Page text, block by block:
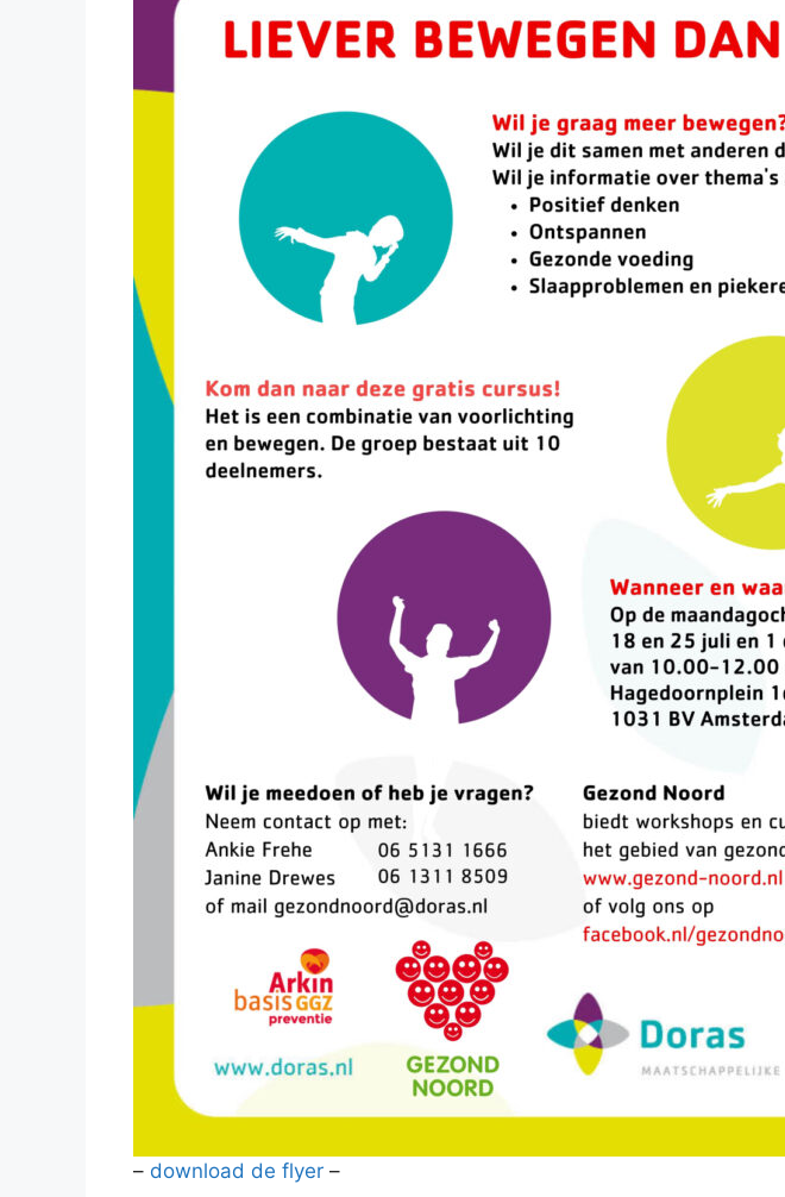
– download de flyer –